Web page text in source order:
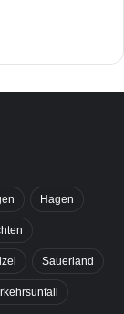
Hagen
Sauerland